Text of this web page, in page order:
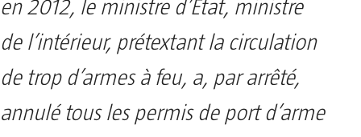
en 2012, le ministre d’Etat, ministre
de l’intérieur, prétextant la circulation
de trop d’armes à feu, a, par arrêté,
annulé tous les permis de port d’arme